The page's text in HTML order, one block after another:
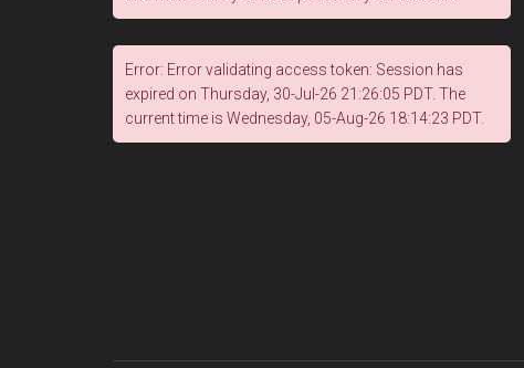
Error: Error validating access token: Session has
expired on Thursday, 30-Jul-26 21:26:05 PDT. The
current time is Wednesday, 05-Aug-26 18:14:23 PDT.